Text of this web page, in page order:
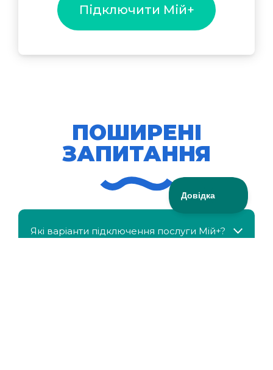
Підключити Мій+
ПОШИРЕНІ
ЗАПИТАННЯ
Які варіанти підключення послуги Мій+?